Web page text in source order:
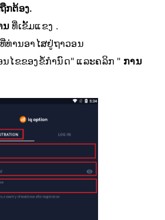
ກຕ້ອງ.
ນ ທີ່ເຂັ້ມແຂງ .
ທ່ານອາໄສຢູ່ຖາວອນ
ນໄຂຂອງຂໍ້ກຳນົດ" ແລະຄລິກ " ການ